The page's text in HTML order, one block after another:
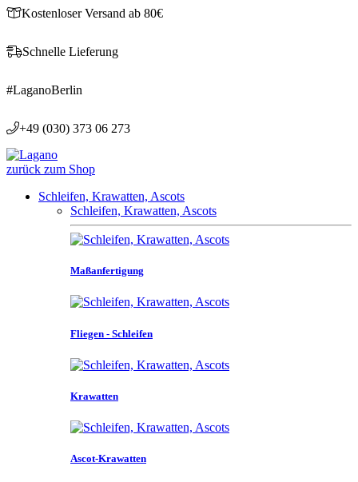
Kostenloser Versand ab 80€
Schnelle Lieferung
#LaganoBerlin
+49 (030) 373 06 273
zurück zum Shop
Schleifen, Krawatten, Ascots
Schleifen, Krawatten, Ascots
Maßanfertigung
Fliegen - Schleifen
Krawatten
Ascot-Krawatten